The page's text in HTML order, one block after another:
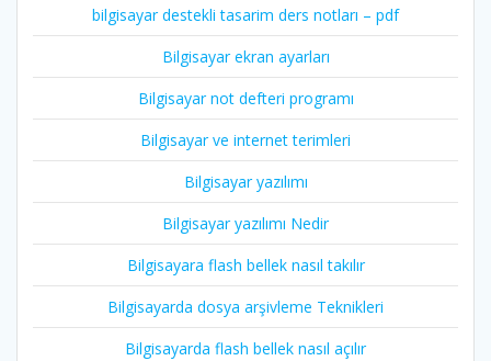
bilgisayar destekli tasarim ders notları – pdf
Bilgisayar ekran ayarları
Bilgisayar not defteri programı
Bilgisayar ve internet terimleri
Bilgisayar yazılımı
Bilgisayar yazılımı Nedir
Bilgisayara flash bellek nasıl takılır
Bilgisayarda dosya arşivleme Teknikleri
Bilgisayarda flash bellek nasıl açılır